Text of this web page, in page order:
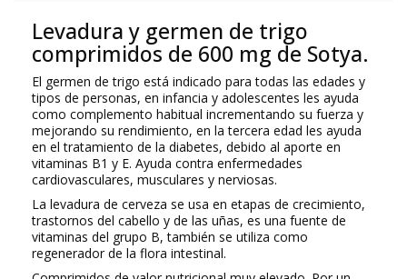
Levadura y germen de trigo
comprimidos de 600 mg de Sotya.
El germen de trigo está indicado para todas las edades y
tipos de personas, en infancia y adolescentes les ayuda
como complemento habitual incrementando su fuerza y
mejorando su rendimiento, en la tercera edad les ayuda
en el tratamiento de la diabetes, debido al aporte en
vitaminas B1 y E. Ayuda contra enfermedades
cardiovasculares, musculares y nerviosas.
La levadura de cerveza se usa en etapas de crecimiento,
trastornos del cabello y de las uñas, es una fuente de
vitaminas del grupo B, también se utiliza como
regenerador de la flora intestinal.